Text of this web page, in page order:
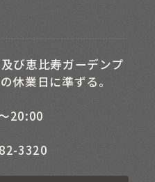
び恵比寿ガーデンプ
休業日に準ずる。
20:00
3320